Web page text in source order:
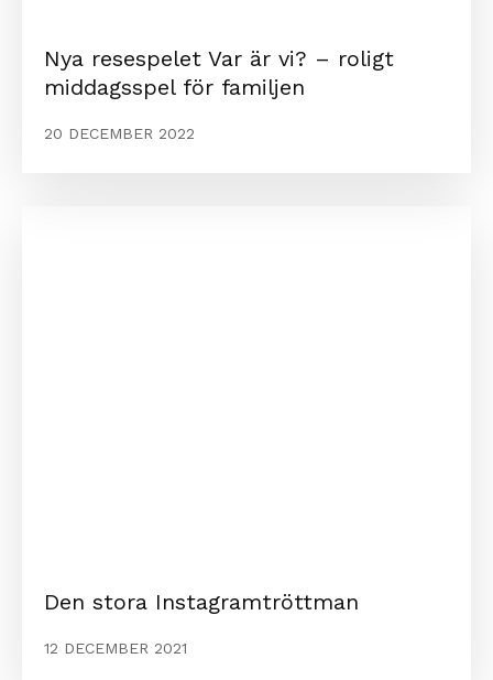
Nya resespelet Var är vi? – roligt
middagsspel för familjen
20 DECEMBER 2022
Den stora Instagramtröttman
12 DECEMBER 2021